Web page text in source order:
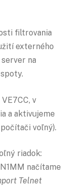
filtrovania
externého
na
v
a aktivujeme
voľný).
riadok:
načítame
Telnet